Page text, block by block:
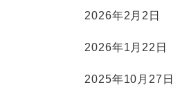
2026年2月2日
2026年1月22日
2025年10月27日